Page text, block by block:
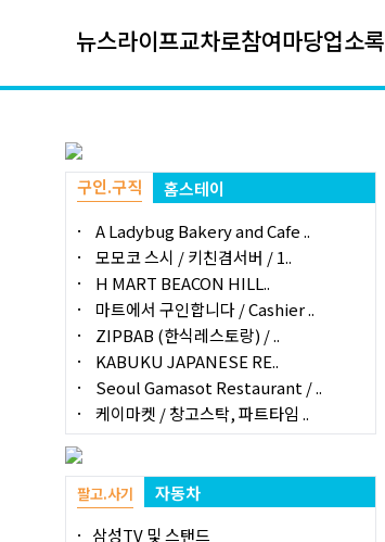
뉴스라이프교차로참여마당업소록
구인.구직
홈스테이
A Ladybug Bakery and Cafe ..
모모코 스시 / 키친겸서버 / 1..
H MART BEACON HILL..
마트에서 구인합니다 / Cashier ..
ZIPBAB (한식레스토랑) / ..
KABUKU JAPANESE RE..
Seoul Gamasot Restaurant / ..
케이마켓 / 창고스탁, 파트타임 ..
팔고.사기
자동차
삼성TV 및 스탠드